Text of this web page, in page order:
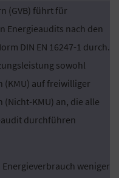
(GVB) führt für
Energieaudits nach den
DIN EN 16247-1 durch.
sowohl
auf freiwilliger
KMU) an, die alle
durchführen
weniger